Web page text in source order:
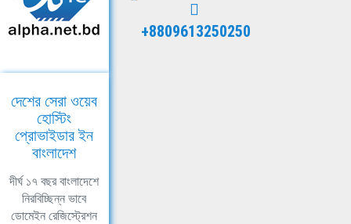
+8809613250250
দেশের সেরা ওয়েব
হোস্টিং
প্রোভাইডার ইন
বাংলাদেশ
দীর্ঘ ১৭ বছর বাংলাদেশে
নিরবিচ্ছিন্ন ভাবে
ডোমেইন রেজিস্ট্রেশন